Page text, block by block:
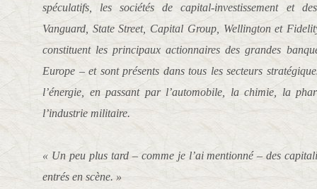
spéculatifs, les sociétés de capital-investissement et
Vanguard, State Street, Capital Group, Wellington et
constituent les principaux actionnaires des grandes
Europe – et sont présents dans tous les secteurs
l’énergie, en passant par l’automobile, la chimie, la
l’industrie militaire.
« Un peu plus tard – comme je l’ai mentionné – des
entrés en scène. »